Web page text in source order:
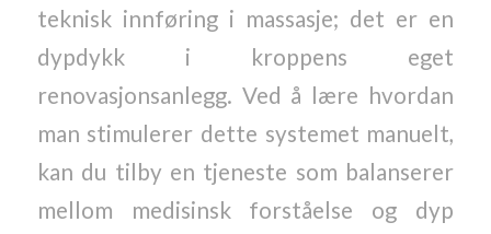
teknisk innføring i massasje; det er en
dypdykk i kroppens eget
renovasjonsanlegg. Ved å lære hvordan
man stimulerer dette systemet manuelt,
kan du tilby en tjeneste som balanserer
mellom medisinsk forståelse og dyp